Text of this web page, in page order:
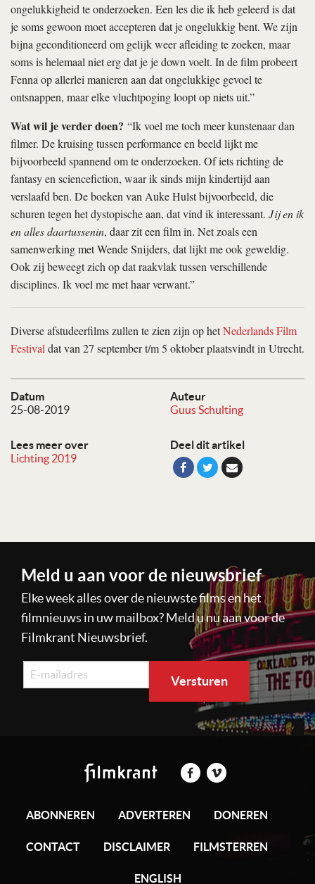
Datum
25-08-2019
Auteur
Guus Schulting
Lees meer over
Lichting 2019
Deel dit artikel
ongelukkigheid te onderzoeken. Een les die ik heb geleerd is dat
je soms gewoon moet accepteren dat je ongelukkig bent. We zijn
bijna geconditioneerd om gelijk weer afleiding te zoeken, maar
soms is helemaal niet erg dat je je down voelt. In de film probeert
Fenna op allerlei manieren aan dat ongelukkige gevoel te
ontsnappen, maar elke vluchtpoging loopt op niets uit.”
Wat wil je verder doen? “Ik voel me toch meer kunstenaar dan
filmer. De kruising tussen performance en beeld lijkt me
bijvoorbeeld spannend om te onderzoeken. Of iets richting de
fantasy en sciencefiction, waar ik sinds mijn kindertijd aan
verslaafd ben. De boeken van Auke Hulst bijvoorbeeld, die
schuren tegen het dystopische aan, dat vind ik interessant. Jij en ik
en alles daartussenin, daar zit een film in. Net zoals een
samenwerking met Wende Snijders, dat lijkt me ook geweldig.
Ook zij beweegt zich op dat raakvlak tussen verschillende
disciplines. Ik voel me met haar verwant.”
Diverse afstudeerfilms zullen te zien zijn op hetNederlands Film
Festival dat van 27 september t/m 5 oktober plaatsvindt in Utrecht.
Meld u aan voor de nieuwsbrief
Elke week alles over de nieuwste films en het
filmnieuws in uw mailbox? Meld u nu aan voor de
Filmkrant Nieuwsbrief.
ABONNEREN ADVERTEREN DONEREN
CONTACT DISCLAIMER FILMSTERREN
ENGLISH